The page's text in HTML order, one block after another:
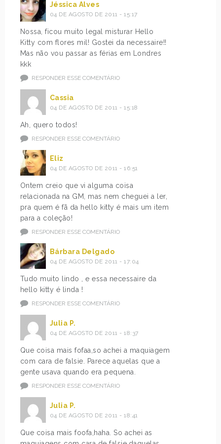
Jéssica Alves
04 DE AGOSTO DE 2011 - 15:17
Nossa, ficou muito legal misturar Hello
Kitty com flores mil! Gostei da necessaire!!
Mas não vou passar as férias em Londres
kkk
RESPONDER ESSE COMENTÁRIO
Cassia
04 DE AGOSTO DE 2011 - 15:18
Ah, quero todos!
RESPONDER ESSE COMENTÁRIO
Eliz
04 DE AGOSTO DE 2011 - 16:51
Ontem creio que vi alguma coisa
relacionada na GM, mas nem cheguei a ler,
pra quem é fã da hello kitty é mais um item
para a coleção!
RESPONDER ESSE COMENTÁRIO
Bárbara Delgado
04 DE AGOSTO DE 2011 - 17:04
Tudo muito lindo , e essa necessaire da
hello kitty é linda !
RESPONDER ESSE COMENTÁRIO
Julia P.
04 DE AGOSTO DE 2011 - 18:37
Que coisa mais fofaa,so achei a maquiagem
com cara de falsie. Parece aquelas que a
gente usava quando era pequena.
RESPONDER ESSE COMENTÁRIO
Julia P.
04 DE AGOSTO DE 2011 - 18:41
Que coisa mais foofa,haha. So achei as